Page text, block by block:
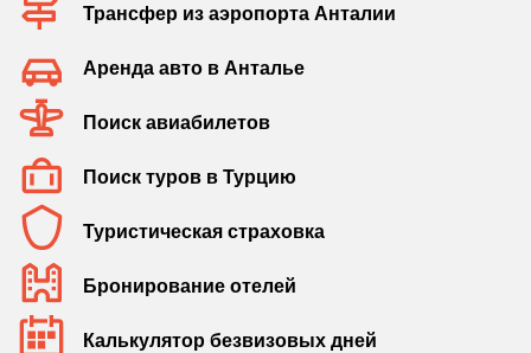
Трансфер из аэропорта Анталии
Аренда авто в Анталье
Поиск авиабилетов
Поиск туров в Турцию
Туристическая страховка
Бронирование отелей
Калькулятор безвизовых дней